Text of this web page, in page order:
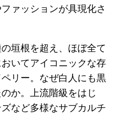
ァッションが具現化さ
垣根を超え、ほぼ全て
いてアイコニックな存
リー。なぜ白人にも黒
か。上流階級をはじ
など多様なサブカルチ